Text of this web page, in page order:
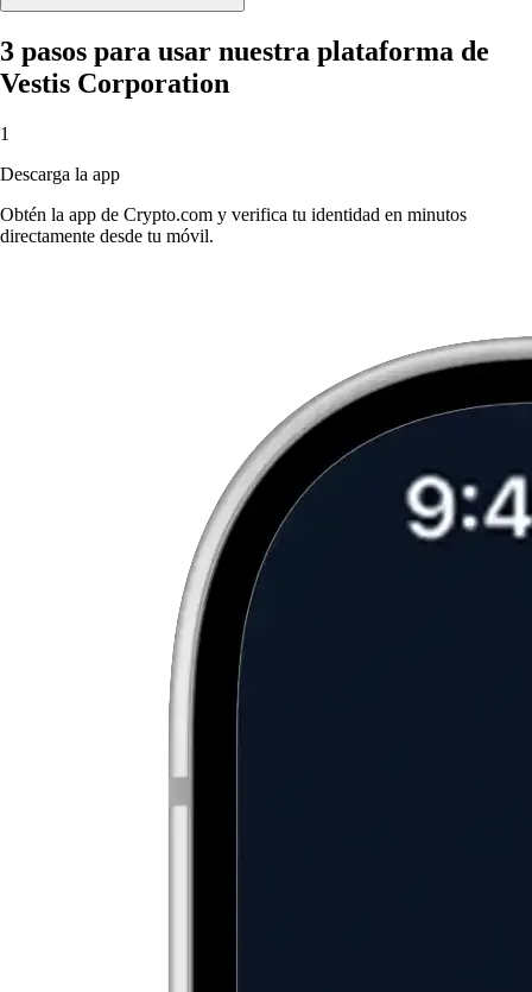
3 pasos para usar nuestra plataforma de
Vestis Corporation
1
Descarga la app
Obtén la app de Crypto.com y verifica tu identidad en minutos
directamente desde tu móvil.